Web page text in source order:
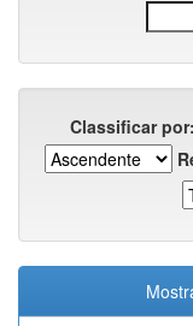
Classificar por: